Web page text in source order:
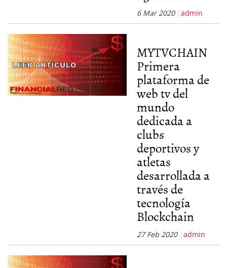
6 Mar 2020 admin
MYTVCHAIN
Primera
plataforma de
web tv del
mundo
dedicada a
clubs
deportivos y
atletas
desarrollada a
través de
tecnología
Blockchain
27 Feb 2020 admin